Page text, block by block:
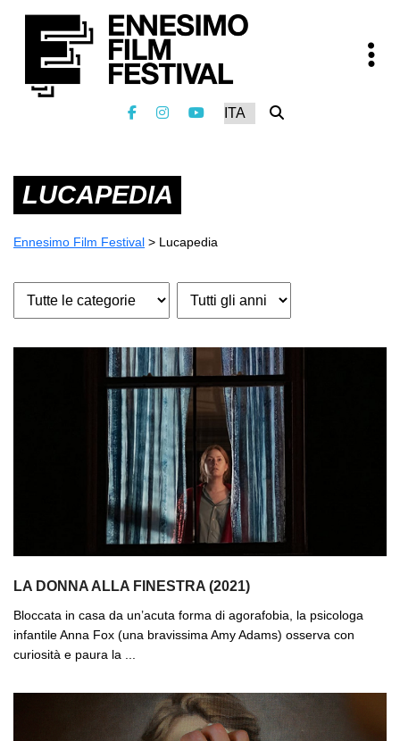
LUCAPEDIA
Ennesimo Film Festival > Lucapedia
LA DONNA ALLA FINESTRA (2021)
Bloccata in casa da un’acuta forma di agorafobia, la psicologa
infantile Anna Fox (una bravissima Amy Adams) osserva con
curiosità e paura la ...